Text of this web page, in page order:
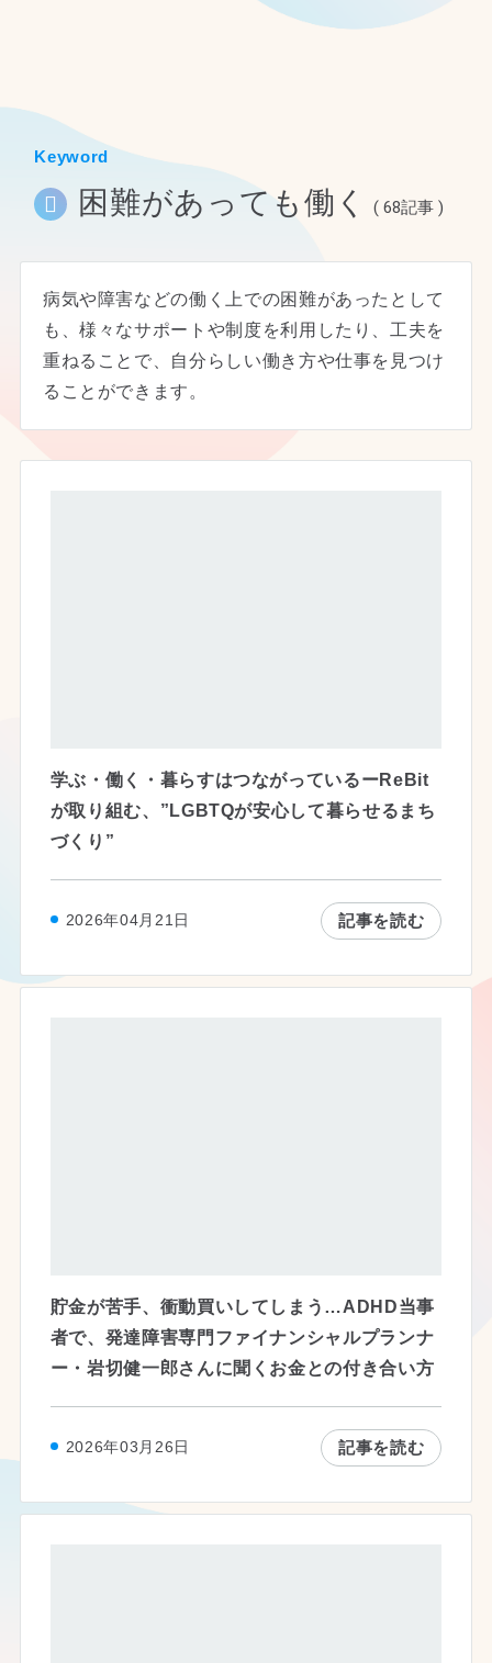
Keyword
困難があっても働く ( 68記事 )
病気や障害などの働く上での困難があったとして
も、様々なサポートや制度を利用したり、工夫を
重ねることで、自分らしい働き方や仕事を見つけ
ることができます。
学ぶ・働く・暮らすはつながっているーReBit
が取り組む、”LGBTQが安心して暮らせるまち
づくり”
2026年04月21日 記事を読む
貯金が苦手、衝動買いしてしまう…ADHD当事
者で、発達障害専門ファイナンシャルプランナ
ー・岩切健一郎さんに聞くお金との付き合い方
2026年03月26日 記事を読む